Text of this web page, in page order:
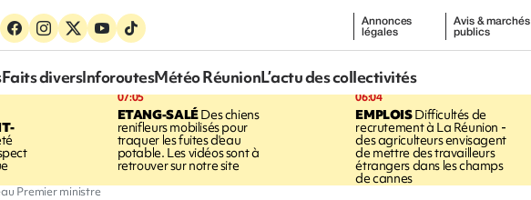
Annonces
légales
Avis & marchés
publics
Faits diversInforoutesMétéo RéunionL’actu des collectivités
07:05
ETANG-SALÉDes chiens
renifleurs mobilisés pour
traquer les fuites d'eau
potable. Les vidéos sont à
retrouver sur notre site
06:04
EMPLOISDifficultés de
recrutement à La Réunion -
des agriculteurs envisagent
de mettre des travailleurs
étrangers dans les champs
de cannes
Premier ministre